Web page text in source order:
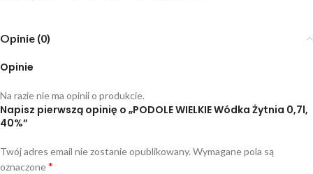
Opinie (0)
Opinie
Na razie nie ma opinii o produkcie.
Napisz pierwszą opinię o „PODOLE WIELKIE Wódka Żytnia 0,7l,
40%”
Twój adres email nie zostanie opublikowany. Wymagane pola są
oznaczone*